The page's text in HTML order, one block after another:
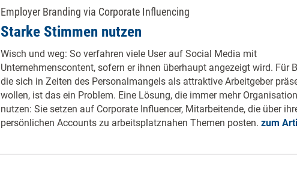
Employer Branding via Corporate Influencing
Starke Stimmen nutzen
Wisch und weg: So verfahren viele User auf Social Media mit
Unternehmenscontent, sofern er ihnen überhaupt angezeigt wird. Für
die sich in Zeiten des Personalmangels als attraktive Arbeitgeber
wollen, ist das ein Problem. Eine Lösung, die immer mehr
nutzen: Sie setzen auf Corporate Influencer, Mitarbeitende, die über
persönlichen Accounts zu arbeitsplatznahen Themen posten. zum